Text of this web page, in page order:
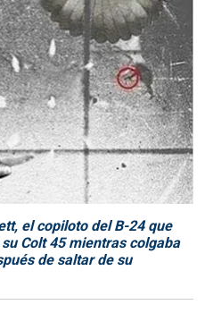
el copiloto del B-24 que
Colt 45 mientras colgaba
de saltar de su